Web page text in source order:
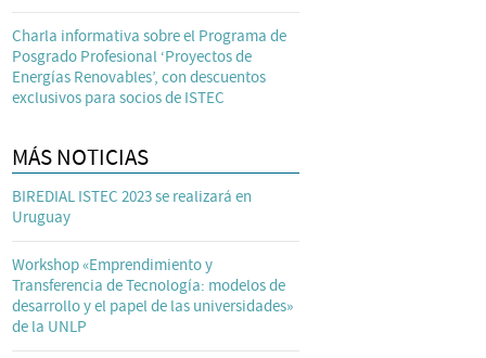
Charla informativa sobre el Programa de
Posgrado Profesional ‘Proyectos de
Energías Renovables’, con descuentos
exclusivos para socios de ISTEC
MÁS NOTICIAS
BIREDIAL ISTEC 2023 se realizará en
Uruguay
Workshop «Emprendimiento y
Transferencia de Tecnología: modelos de
desarrollo y el papel de las universidades»
de la UNLP